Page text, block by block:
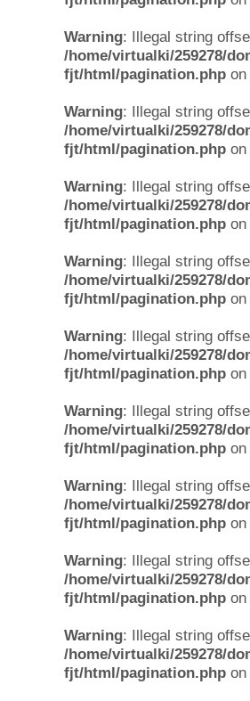
Warning: Illegal string
/home/virtualki/259278/
fjt/html/pagination.php
Warning: Illegal string
/home/virtualki/259278/
fjt/html/pagination.php
Warning: Illegal string
/home/virtualki/259278/
fjt/html/pagination.php
Warning: Illegal string
/home/virtualki/259278/
fjt/html/pagination.php
Warning: Illegal string
/home/virtualki/259278/
fjt/html/pagination.php
Warning: Illegal string
/home/virtualki/259278/
fjt/html/pagination.php
Warning: Illegal string
/home/virtualki/259278/
fjt/html/pagination.php
Warning: Illegal string
/home/virtualki/259278/
fjt/html/pagination.php
Warning: Illegal string
/home/virtualki/259278/
fjt/html/pagination.php